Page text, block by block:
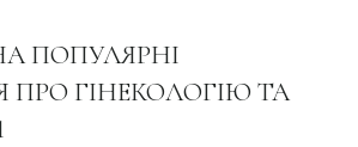
ПОПУЛЯРНІ
ГІНЕКОЛОГІЮ ТА